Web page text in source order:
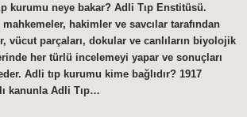
kurumu neye bakar? Adli Tıp Enstitüsü.
hakimler ve savcılar tarafından
vücut parçaları, dokular ve canlıların biyolojik
her türlü incelemeyi yapar ve sonuçları
Adli tıp kurumu kime bağlıdır? 1917
kanunla Adli Tıp…